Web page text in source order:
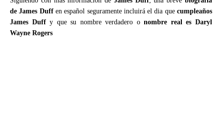
de James Duffen español seguramente incluirá el dia quecumpleaños
James Duffy que su nombre verdadero onombre real es Daryl
Wayne Rogers